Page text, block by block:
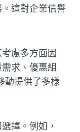
這對企業信譽
慮多方面因
求、優惠組
動提供了多樣
擇。例如，